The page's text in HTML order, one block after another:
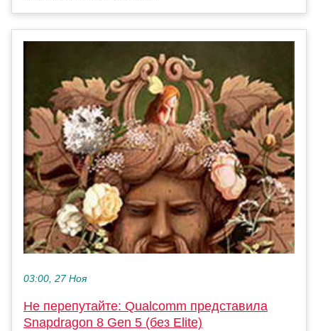
03:00, 27 Ноя
Не перепутайте: Qualcomm представила
Snapdragon 8 Gen 5 (без Elite)